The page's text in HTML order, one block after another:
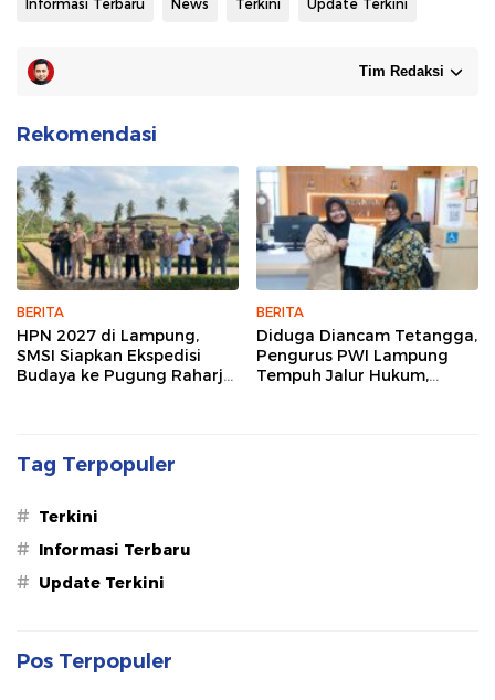
Informasi Terbaru News Terkini Update Terkini
Tim Redaksi
Rekomendasi
BERITA
HPN 2027 di Lampung,
SMSI Siapkan Ekspedisi
Budaya ke Pugung Raharjo
BERITA
Diduga Diancam Tetangga,
Pengurus PWI Lampung
Tempuh Jalur Hukum,
Tag Terpopuler
# Terkini
# Informasi Terbaru
# Update Terkini
Pos Terpopuler